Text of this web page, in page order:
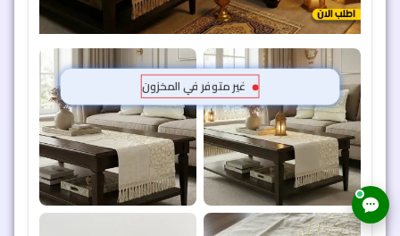
طقم كفر كنبة رمضان بيج – قطعتين بتصميم فوانيس
وهلال ونجوم
استقبل شهر رمضان بأجواء شرقية مميزة مع طقم كفر كنبة بيج
بتصميم رمضاني فريد. مصنوع من قماش سميك ومريح يغطي
الكنبة بالكامل ويحميها من الأتربة والبقع، سهل الفك والغسيل.
غير متوفر في المخزون